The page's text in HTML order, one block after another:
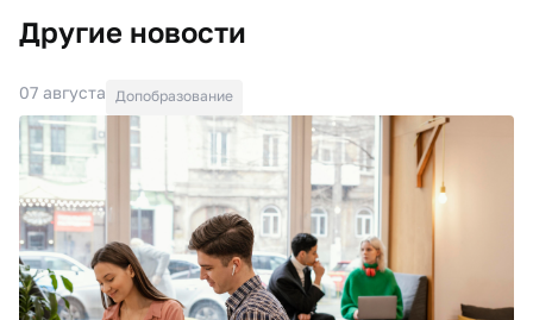
Другие новости
07 августа Допобразование